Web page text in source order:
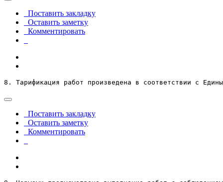
Поставить закладку
Оставить заметку
Комментировать
8. Тарификация работ произведена в соответствии с
Поставить закладку
Оставить заметку
Комментировать